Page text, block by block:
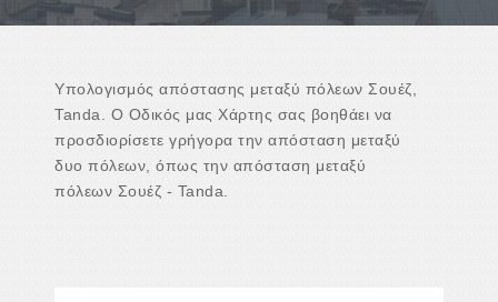
Υπολογισμός απόστασης μεταξύ πόλεων Σουέζ,
Tanda. Ο Οδικός μας Χάρτης σας βοηθάει να
προσδιορίσετε γρήγορα την απόσταση μεταξύ
δυο πόλεων, όπως την απόσταση μεταξύ
πόλεων Σουέζ - Tanda.